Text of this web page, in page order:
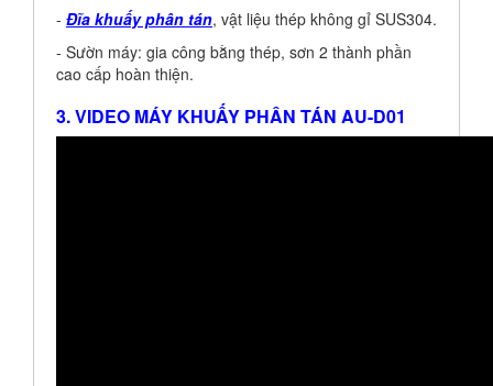
- Đĩa khuấy phân tán, vật liệu thép không gỉ SUS304.
- Sườn máy: gia công bằng thép, sơn 2 thành phần
cao cấp hoàn thiện.
3. VIDEO MÁY KHUẤY PHÂN TÁN AU-D01